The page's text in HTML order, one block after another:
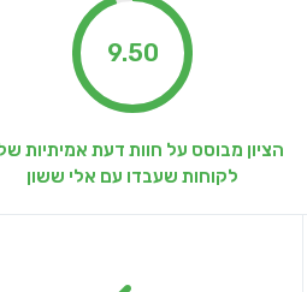
9.50
לקוחות שעבדו עם אלי ששון